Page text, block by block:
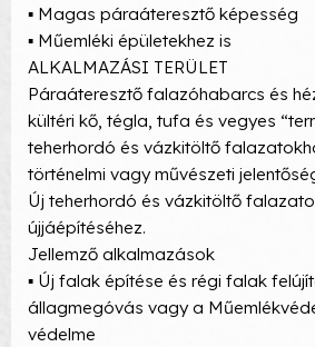
▪ Magas páraáteresztő képesség
▪ Műemléki épületekhez is
ALKALMAZÁSI TERÜLET
Páraáteresztő falazóhabarcs és
kültéri kő, tégla, tufa és vegyes
teherhordó és vázkitöltő
történelmi vagy művészeti
Új teherhordó és vázkitöltő
újjáépítéséhez.
Jellemző alkalmazások
▪ Új falak építése és régi falak
állagmegóvás vagy a
védelme